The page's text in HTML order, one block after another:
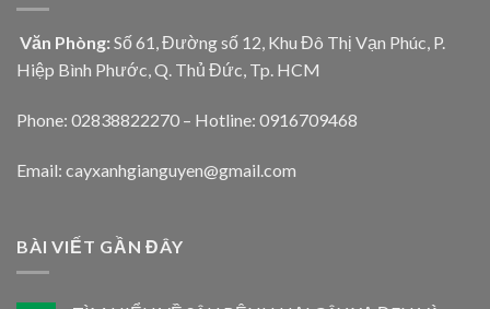
Văn Phòng: Số 61, Đường số 12, Khu Đô Thị Vạn Phúc, P.
Hiệp Bình Phước, Q. Thủ Đức, Tp. HCM
Phone: 02838822270 – Hotline: 0916709468
Email: cayxanhgianguyen@gmail.com
BÀI VIẾT GẦN ĐÂY